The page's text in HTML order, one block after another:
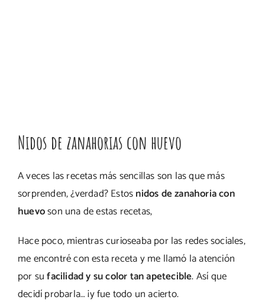
Nidos de zanahorias con huevo
A veces las recetas más sencillas son las que más
sorprenden, ¿verdad? Estosnidos de zanahoria con
huevoson una de estas recetas,
Hace poco, mientras curioseaba por las redes sociales,
me encontré con esta receta y me llamó la atención
por sufacilidad y su color tan apetecible. Así que
decidí probarla… ¡y fue todo un acierto.